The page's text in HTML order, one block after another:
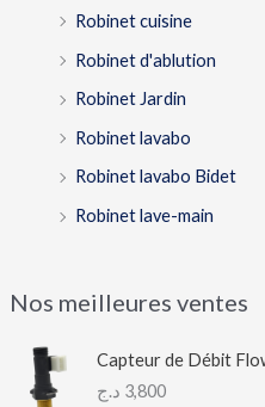
Robinet cuisine
Robinet d'ablution
Robinet Jardin
Robinet lavabo
Robinet lavabo Bidet
Robinet lave-main
Nos meilleures ventes
Capteur de Débit
3,800 د.ج